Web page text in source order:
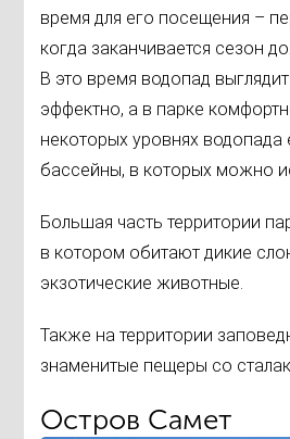
время для его посещения –
когда заканчивается сезон
В это время водопад
эффектно, а в парке
некоторых уровнях водопада
бассейны, в которых можно
Большая часть территории
в котором обитают дикие
экзотические животные.
Также на территории
знаменитые пещеры со
Остров Самет